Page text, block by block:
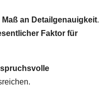
an Detailgenauigkeit.
Faktor für